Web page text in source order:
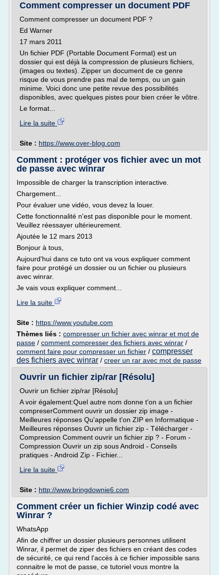
Comment compresser un document PDF
Comment compresser un document PDF ?
Ed Warner
17 mars 2011
Un fichier PDF (Portable Document Format) est un
dossier qui est déjà la compression de plusieurs fichiers,
(images ou textes). Zipper un document de ce genre
risque de vous prendre pas mal de temps, ou un gain
minime. Voici donc une petite revue des possibilités
disponibles, avec quelques pistes pour bien créer le vôtre.
Le format...
Lire la suite
Site : https://www.over-blog.com
Comment : protéger vos fichier avec un mot
de passe avec winrar
Impossible de charger la transcription interactive.
Chargement...
Pour évaluer une vidéo, vous devez la louer.
Cette fonctionnalité n'est pas disponible pour le moment.
Veuillez réessayer ultérieurement.
Ajoutée le 12 mars 2013
Bonjour à tous,
Aujourd'hui dans ce tuto ont va vous expliquer comment
faire pour protégé un dossier ou un fichier ou plusieurs
avec winrar.
Je vais vous expliquer comment...
Lire la suite
Site : https://www.youtube.com
Thèmes liés : compresser un fichier avec winrar et mot de
passe / comment compresser des fichiers avec winrar /
comment faire pour compresser un fichier / compresser
des fichiers avec winrar / creer un rar avec mot de passe
Ouvrir un fichier zip/rar [Résolu]
Ouvrir un fichier zip/rar [Résolu]
A voir également:Quel autre nom donne t'on a un fichier
compreserComment ouvrir un dossier zip image -
Meilleures réponses Qu'appelle t'on ZIP en Informatique -
Meilleures réponses Ouvrir un fichier zip - Télécharger -
Compression Comment ouvrir un fichier zip ? - Forum -
Compression Ouvrir un zip sous Android - Conseils
pratiques - Android Zip - Fichier...
Lire la suite
Site : http://www.bringdownie6.com
Comment créer un fichier Winzip codé avec
Winrar ?
WhatsApp
Afin de chiffrer un dossier plusieurs personnes utilisent
Winrar, il permet de ziper des fichiers en créant des codes
de sécurité, ce qui rend l'accès à ce fichier impossible sans
connaitre le mot de passe, ce tutoriel vous montre la